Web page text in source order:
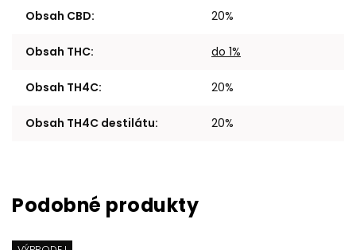
Obsah CBD: 20%
Obsah THC: do 1%
Obsah TH4C: 20%
Obsah TH4C destilátu: 20%